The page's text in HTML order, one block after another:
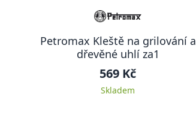
Petromax Kleště na grilování a
dřevěné uhlí za1
569 Kč
Skladem